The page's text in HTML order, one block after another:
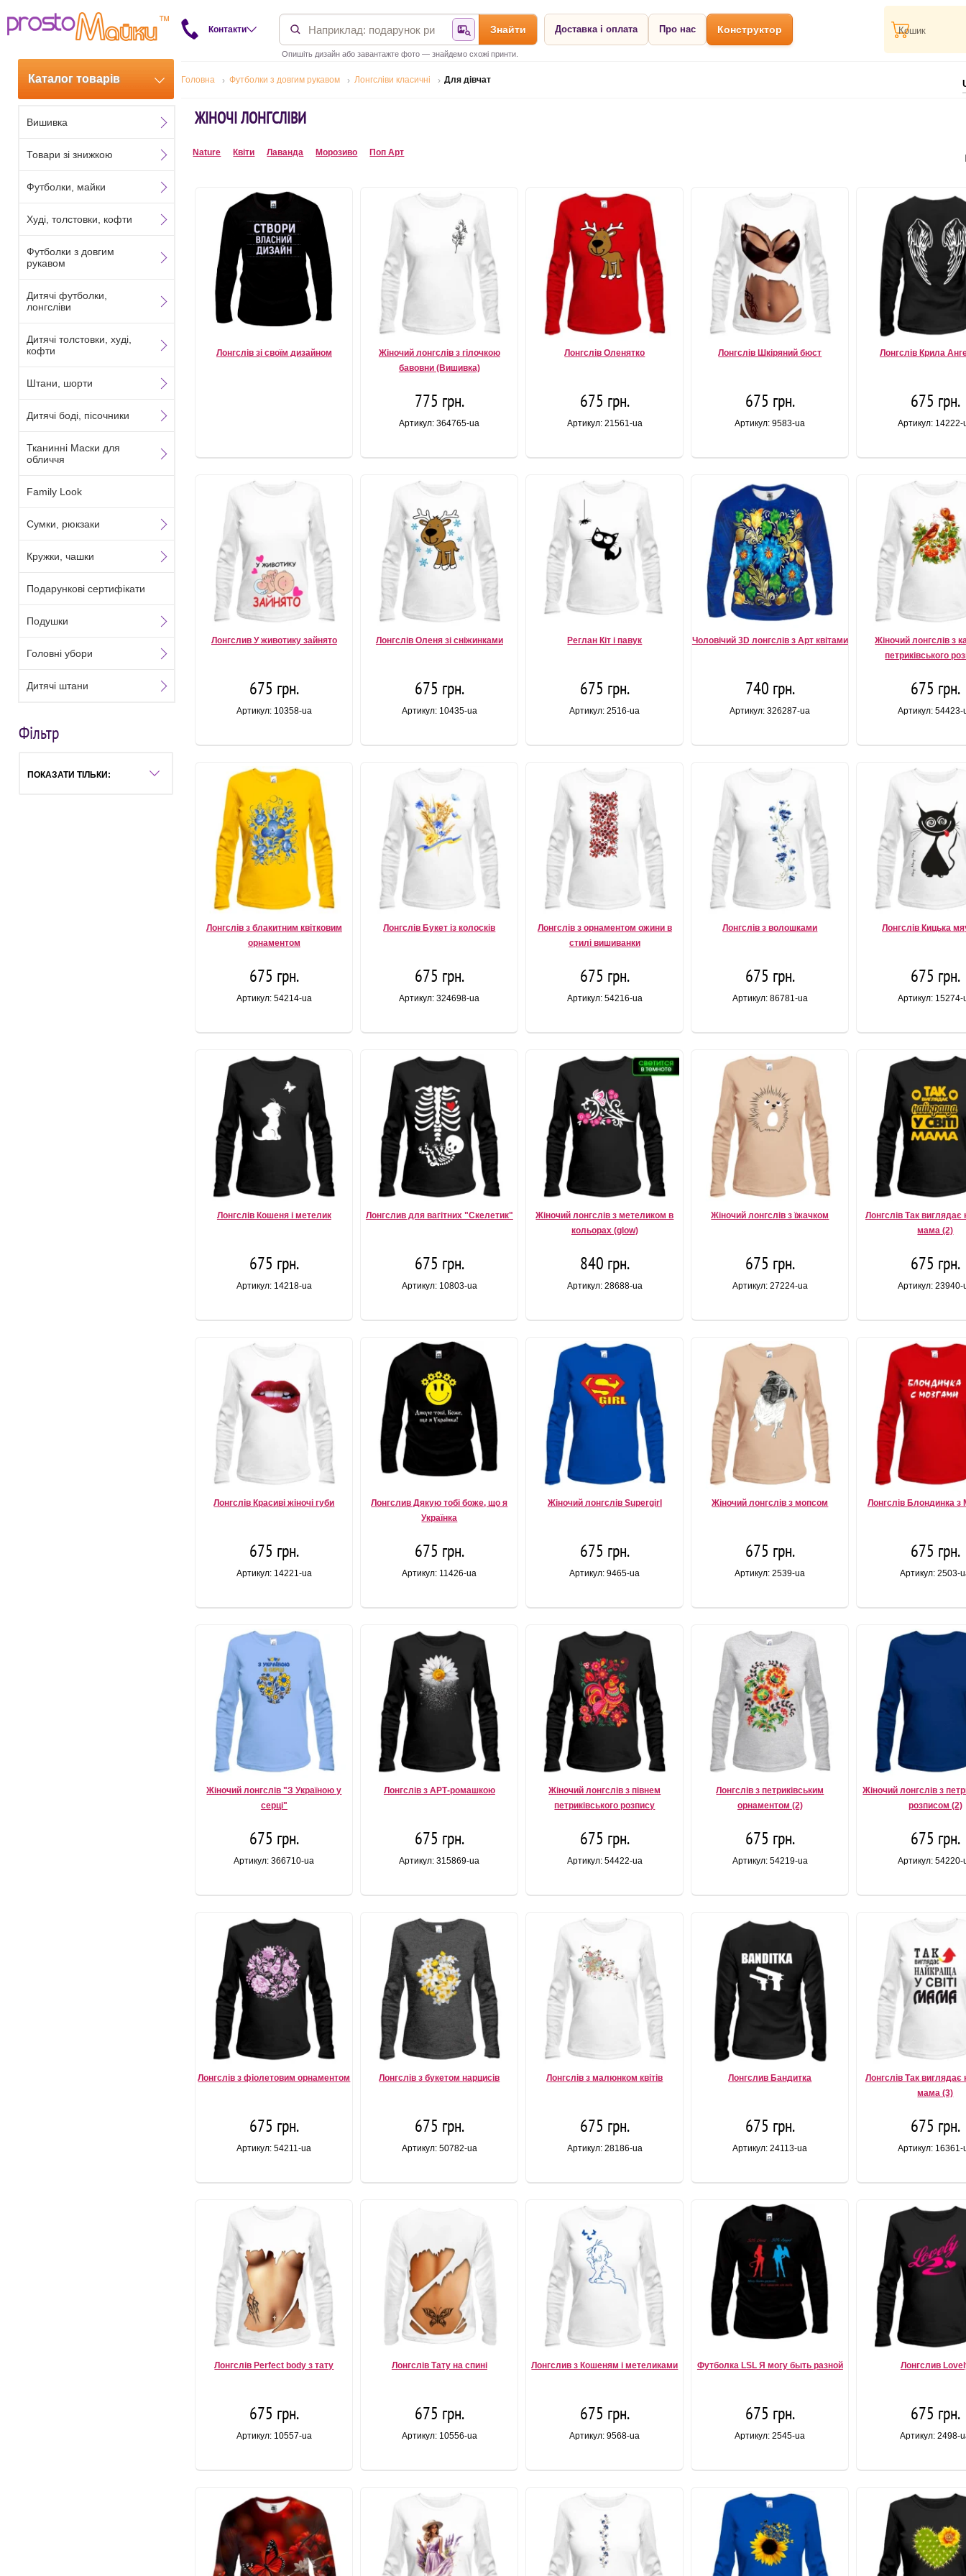
Контакти Знайти за фотографією
Знайти
Опишіть дизайн або завантажте фото — знайдемо схожі принти.
Доставка і оплата Про нас Конструктор Кошик
Каталог товарів Головна Футболки з довгим рукавом Лонгсліви класичні Для дівчат
ЖІНОЧІ ЛОНГСЛІВИ
Nature Квіти Лаванда Морозиво Поп Арт
Лонгслів зі своїм дизайном
Жіночий лонгслів з гілочкою
бавовни (Вишивка)
775 грн.
Артикул: 364765-ua
Лонгслів Оленятко
675 грн.
Артикул: 21561-ua
Лонгслів Шкіряний бюст
675 грн.
Артикул: 9583-ua
Лонгслів Крила
675 грн.
Артикул: 14222-
Лонгслив У животику зайнято
675 грн.
Артикул: 10358-ua
Лонгслів Оленя зі сніжинками
675 грн.
Артикул: 10435-ua
Реглан Кіт і павук
675 грн.
Артикул: 2516-ua
Чоловічий 3D лонгслів з Арт квітами
740 грн.
Артикул: 326287-ua
Жіночий лонгслів з
петриківського
675 грн.
Артикул: 54423-
Лонгслів з блакитним квітковим
орнаментом
675 грн.
Артикул: 54214-ua
Лонгслів Букет із колосків
675 грн.
Артикул: 324698-ua
Лонгслів з орнаментом ожини в
стилі вишиванки
675 грн.
Артикул: 54216-ua
Лонгслів з волошками
675 грн.
Артикул: 86781-ua
Лонгслів Кицька
675 грн.
Артикул: 15274-
Лонгслів Кошеня і метелик
675 грн.
Артикул: 14218-ua
Лонгслив для вагітних "Скелетик"
675 грн.
Артикул: 10803-ua
Жіночий лонгслів з метеликом в
кольорах (glow)
840 грн.
Артикул: 28688-ua
Жіночий лонгслів з їжачком
675 грн.
Артикул: 27224-ua
Лонгслів Так
мама (2)
675 грн.
Артикул: 23940-
Лонгслів Красиві жіночі губи
675 грн.
Артикул: 14221-ua
Лонгслив Дякую тобі боже, що я
Українка
675 грн.
Артикул: 11426-ua
Жіночий лонгслів Supergirl
675 грн.
Артикул: 9465-ua
Жіночий лонгслів з мопсом
675 грн.
Артикул: 2539-ua
Лонгслів Блондинка
675 грн.
Артикул: 2503-
Жіночий лонгслів "З Україною у
серці"
675 грн.
Артикул: 366710-ua
Лонгслів з АРТ-ромашкою
675 грн.
Артикул: 315869-ua
Жіночий лонгслів з півнем
петриківського розпису
675 грн.
Артикул: 54422-ua
Лонгслів з петриківським
орнаментом (2)
675 грн.
Артикул: 54219-ua
Жіночий лонгслів з
розписом (2)
675 грн.
Артикул: 54220-
Лонгслів з фіолетовим орнаментом
675 грн.
Артикул: 54211-ua
Лонгслів з букетом нарцисів
675 грн.
Артикул: 50782-ua
Лонгслів з малюнком квітів
675 грн.
Артикул: 28186-ua
Лонгслив Бандитка
675 грн.
Артикул: 24113-ua
Лонгслів Так
мама (3)
675 грн.
Артикул: 16361-
Лонгслів Perfect body з тату
675 грн.
Артикул: 10557-ua
Лонгслів Тату на спині
675 грн.
Артикул: 10556-ua
Лонгслив з Кошеням і метеликами
675 грн.
Артикул: 9568-ua
Футболка LSL Я могу быть разной
675 грн.
Артикул: 2545-ua
Лонгслив
675 грн.
Артикул: 2498-
Вишивка
Товари зі знижкою
Футболки, майки
Худі, толстовки, кофти
Футболки з довгим
рукавом
Дитячі футболки,
лонгсліви
Дитячі толстовки, худі,
кофти
Штани, шорти
Дитячі боді, пісочники
Тканинні Маски для
обличчя
Family Look
Сумки, рюкзаки
Кружки, чашки
Подарункові сертифікати
Подушки
Головні убори
Дитячі штани
Фільтр
ПОКАЗАТИ ТІЛЬКИ: